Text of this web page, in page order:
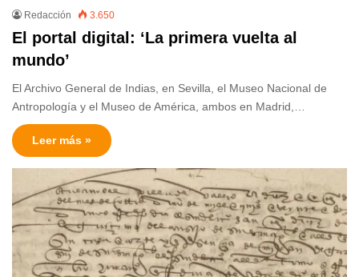
Redacción 3.650
El portal digital: ‘La primera vuelta al
mundo’
El Archivo General de Indias, en Sevilla, el Museo Nacional de
Antropología y el Museo de América, ambos en Madrid,…
Leer más »